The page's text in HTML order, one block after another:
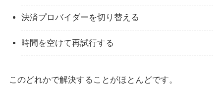
決済プロバイダーを切り替える
時間を空けて再試行する
このどれかで解決することがほとんどです。